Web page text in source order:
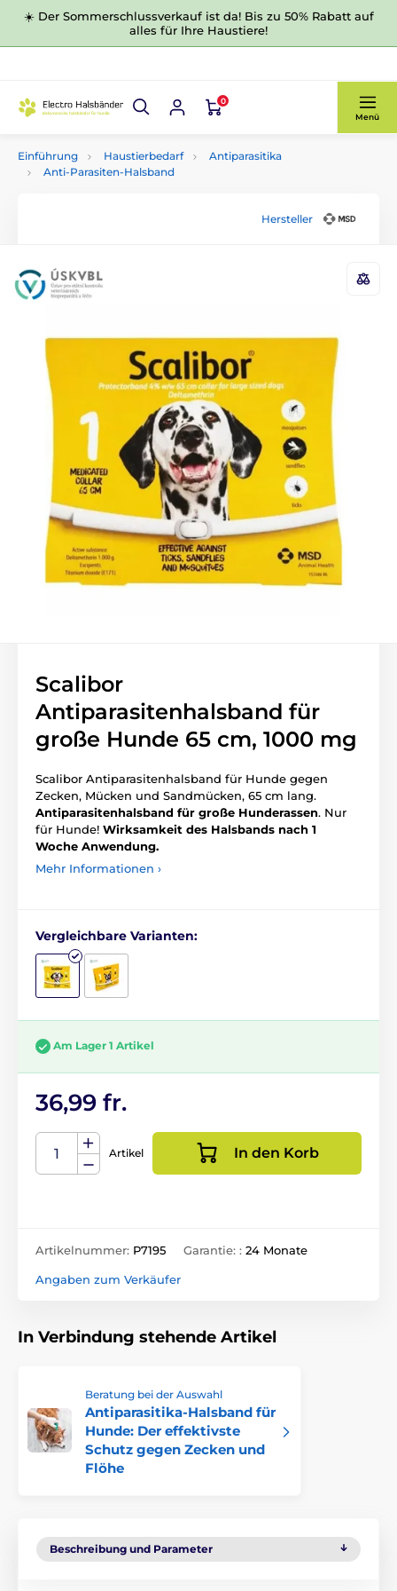
☀️ Der Sommerschlussverkauf ist da! Bis zu 50% Rabatt auf
alles für Ihre Haustiere!
0
Menü
Einführung Haustierbedarf
Antiparasitika
Anti-Parasiten-Halsband
Hersteller
Scalibor
Antiparasitenhalsband für
große Hunde 65 cm, 1000 mg
Scalibor Antiparasitenhalsband für Hunde gegen
Zecken, Mücken und Sandmücken, 65 cm lang.
Antiparasitenhalsband für große Hunderassen. Nur
für Hunde! Wirksamkeit des Halsbands nach 1
Woche Anwendung.
Mehr Informationen ›
Vergleichbare Varianten:
Am Lager 1 Artikel
36,99 fr.
Artikel In den Korb
Artikelnummer: P7195 Garantie: : 24 Monate
Angaben zum Verkäufer
In Verbindung stehende Artikel
Beratung bei der Auswahl
Antiparasitika-Halsband für
Hunde: Der effektivste
Schutz gegen Zecken und
Flöhe
Beschreibung und Parameter